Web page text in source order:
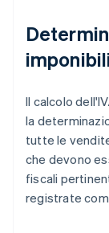
Il calcolo
la
tutte le
che devono
fiscali
registrate